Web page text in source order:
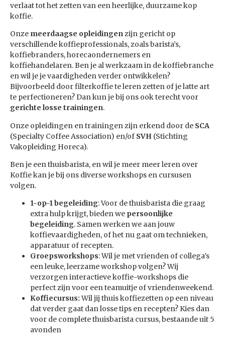
verlaat tot het zetten van een heerlijke, duurzame kop
koffie.
Onze meerdaagse opleidingenzijn gericht op
verschillende koffieprofessionals, zoals barista’s,
koffiebranders, horecaondernemers en
koffiehandelaren. Ben je al werkzaam in de koffiebranche
en wil je je vaardigheden verder ontwikkelen?
Bijvoorbeeld door filterkoffie te leren zetten of je latte art
te perfectioneren? Dan kun je bij ons ook terecht voor
gerichte losse trainingen.
Onze opleidingen en trainingen zijn erkend door de SCA
(Specialty Coffee Association) en/of SVH (Stichting
Vakopleiding Horeca).
Ben je een thuisbarista, en wil je meer meer leren over
Koffie kan je bij ons diverse workshops en cursusen
volgen.
1-op-1 begeleiding: Voor de thuisbarista die graag
extra hulp krijgt, bieden we persoonlijke
begeleiding. Samen werken we aan jouw
koffievaardigheden, of het nu gaat om technieken,
apparatuur of recepten.
Groepsworkshops: Wil je met vrienden of collega’s
een leuke, leerzame workshop volgen? Wij
verzorgen interactieve koffie-workshops die
perfect zijn voor een teamuitje of vriendenweekend.
Koffiecursus:Wil jij thuis koffiezetten op een niveau
dat verder gaat dan losse tips en recepten? Kies dan
voor de complete thuisbarista cursus, bestaande uit 5
avonden